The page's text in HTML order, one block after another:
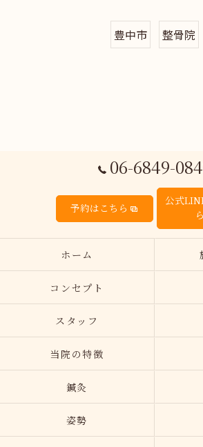
豊中市 整骨院
06-6849-
予約はこちら
公式
ら
ホーム
コンセプト
スタッフ
当院の特徴
鍼灸
姿勢